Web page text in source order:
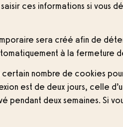
ces informations si vous
sera créé afin de
à la fermeture
nombre de cookies
est de deux jours, celle
pendant deux semaines. Si